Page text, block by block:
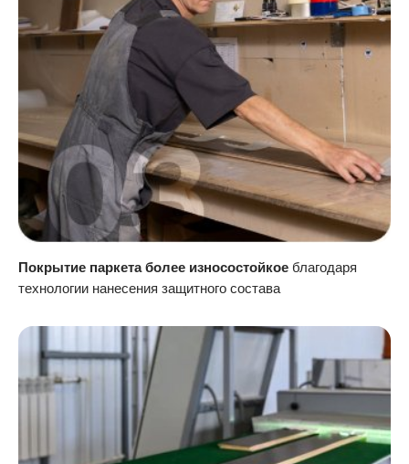
Покрытие паркета более износостойкое благодаря
технологии нанесения защитного состава